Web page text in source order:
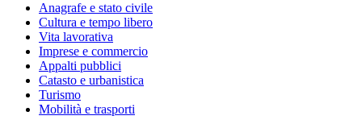
Anagrafe e stato civile
Cultura e tempo libero
Vita lavorativa
Imprese e commercio
Appalti pubblici
Catasto e urbanistica
Turismo
Mobilità e trasporti